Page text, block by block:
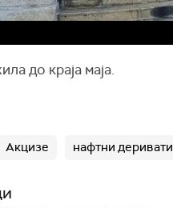
до краја маја.
Акцизе нафтни деривати